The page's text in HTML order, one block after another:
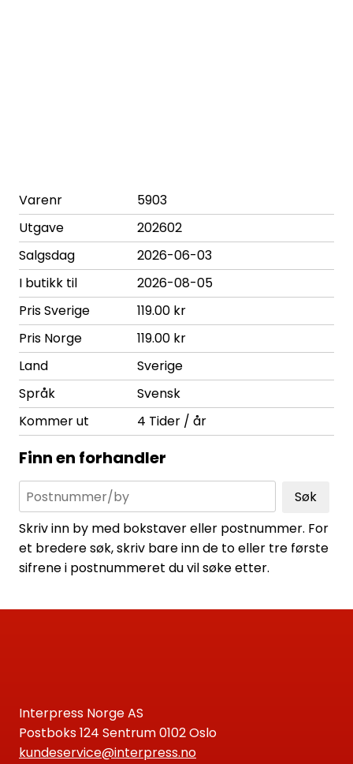
Varenr
5903
Utgave
202602
Salgsdag
2026-06-03
I butikk til
2026-08-05
Pris Sverige
119.00 kr
Pris Norge
119.00 kr
Land
Sverige
Språk
Svensk
Kommer ut
4 Tider / år
Finn en forhandler
Søk
Skriv inn by med bokstaver eller postnummer. For
et bredere søk, skriv bare inn de to eller tre første
sifrene i postnummeret du vil søke etter.
Interpress Norge AS
Postboks 124 Sentrum 0102 Oslo
kundeservice@interpress.no